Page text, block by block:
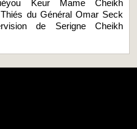
Keur Mame Cheikh
du Général Omar Seck
de Serigne Cheikh